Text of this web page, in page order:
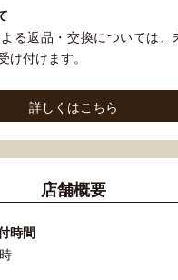
る返品・交換については、
け付けます。
詳しくはこちら
店舗概要
時間